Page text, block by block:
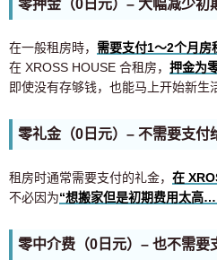
零押金（0日元）– 大幅减少初
在一般租房時， 需要支付1〜2个月房
在 XROSS HOUSE 合租房， 押金为零
即使没有存够钱，也能马上开始新生
零礼金（0日元）– 不需要支付
租房时通常需要支付的礼金， 在
不必因为“想搬家但是初期费用太高
零中介费（0日元）– 也不需要